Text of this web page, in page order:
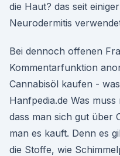
die Haut? das seit
Neurodermitis
Bei dennoch offenen
Kommentarfunktion
Cannabisöl kaufen -
Hanfpedia.de Was
dass man sich gut über
man es kauft. Denn es
die Stoffe, wie